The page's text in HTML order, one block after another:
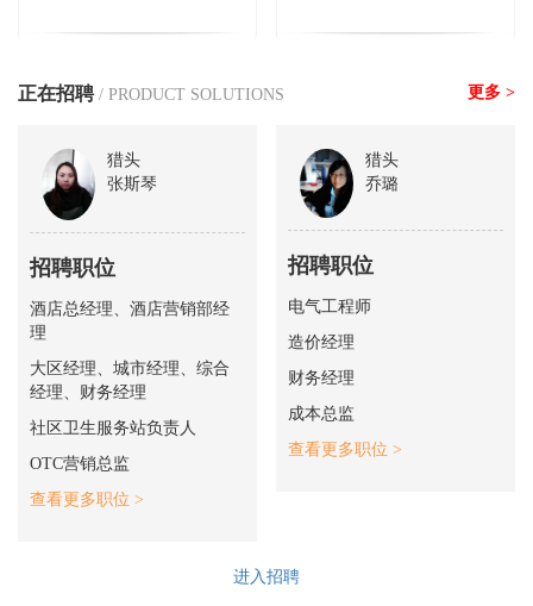
正在招聘/ PRODUCT SOLUTIONS 更多 >
猎头
张斯琴
招聘职位
酒店总经理、酒店营销部经
理
大区经理、城市经理、综合
经理、财务经理
社区卫生服务站负责人
OTC营销总监
查看更多职位 >
猎头
乔璐
招聘职位
电气工程师
造价经理
财务经理
成本总监
查看更多职位 >
进入招聘